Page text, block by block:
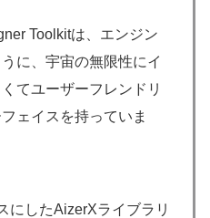
Toolkitは、エンジン
に、宇宙の無限性にイ
てユーザーフレンドリ
ェイスを持っていま
にしたAizerXライブラリ